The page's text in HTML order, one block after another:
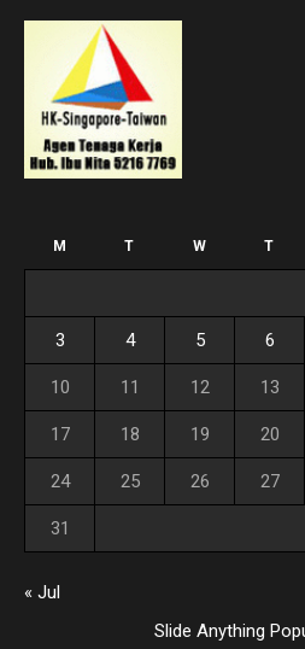
M T W T
3 4 5 6
10 11 12 13
17 18 19 20
24 25 26 27
31
« Jul
Slide Anything